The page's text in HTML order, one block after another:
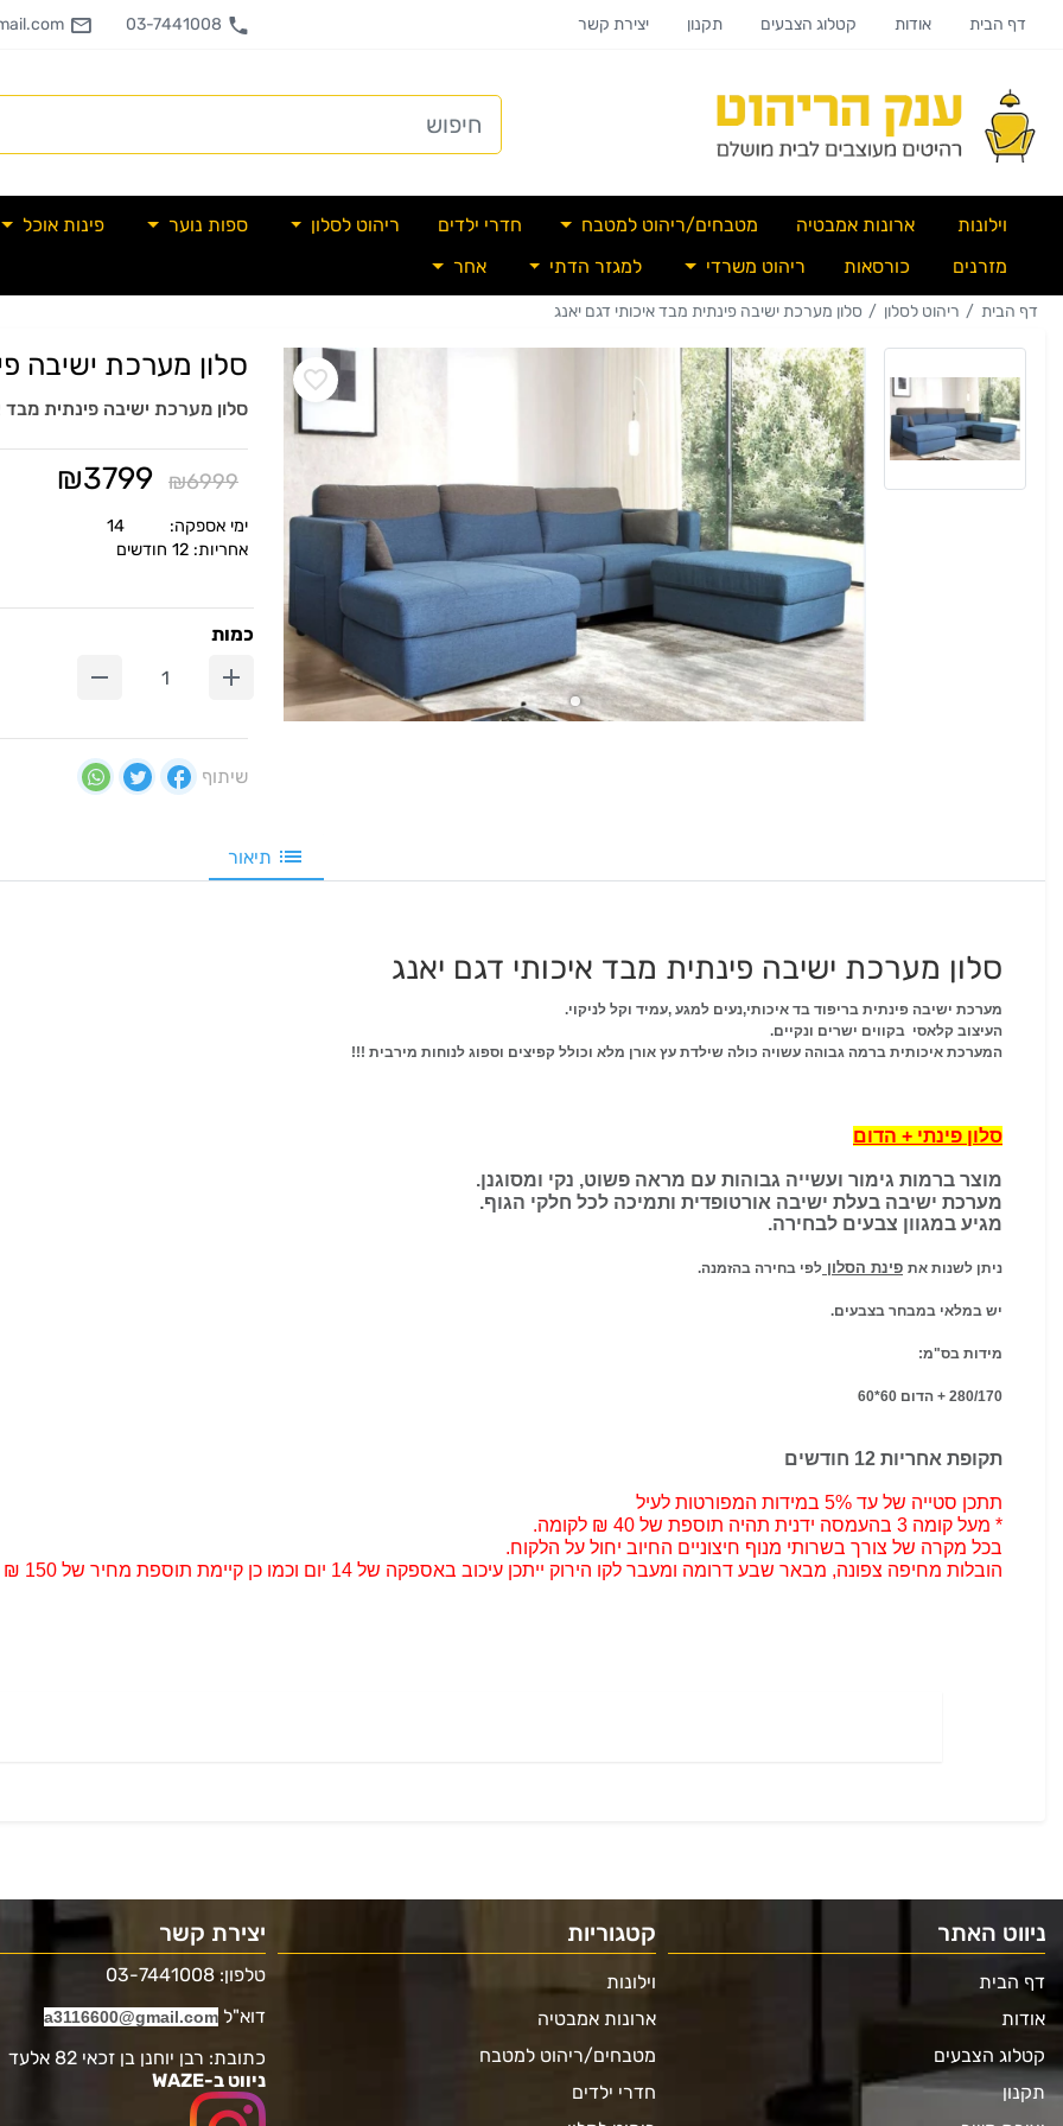
דף הבית אודות קטלוג הצבעים תקנון יצירת קשר 03-7441008
וילונות ארונות אמבטיה מטבחים/ריהוט למטבח חדרי ילדים ריהוט לסלון ספות נוער פינות אוכל
מזרנים
כורסאות ריהוט משרדי למגזר הדתי אחר
דף הבית ריהוט לסלון סלון מערכת ישיבה פינתית מבד איכותי דגם יאנג
סלון מערכת ישיבה
סלון מערכת ישיבה פינתית מבד
₪6999
₪3799
ימי אספקה:
אחריות: 12 חודשים
כמות
שיתוף
תיאור
סלון מערכת ישיבה פינתית מבד איכותי דגם יאנג
מערכת ישיבה פינתית בריפוד בד איכותי,נעים למגע ,עמיד וקל לניקוי.
העיצוב קלאסי בקווים ישרים ונקיים.
המערכת איכותית ברמה גבוהה עשויה כולה שילדת עץ אורן מלא וכולל קפיצים וספוג לנוחות מירבית !!!
סלון פינתי + הדום
מוצר ברמות גימור ועשייה גבוהות עם מראה פשוט, נקי ומסוגנן.
מערכת ישיבה בעלת ישיבה אורטופדית ותמיכה לכל חלקי הגוף.
מגיע במגוון צבעים לבחירה.
ניתן לשנות את פינת הסלון לפי בחירה בהזמנה.
יש במלאי במבחר בצבעים.
מידות בס"מ:
280/170 + הדום 60*60
תקופת אחריות 12 חודשים
תתכן סטייה של עד 5% במידות המפורטות לעיל
* מעל קומה 3 בהעמסה ידנית תהיה תוספת של 40 ₪ לקומה.
בכל מקרה של צורך בשרותי מנוף חיצוניים החיוב יחול על הלקוח.
הובלות מחיפה צפונה, מבאר שבע דרומה ומעבר לקו הירוק ייתכן עיכוב באספקה של 14 יום וכמו כן קיימת תוספת מחיר של 150 ₪ להובלה
ניווט האתר
דף הבית
אודות
קטלוג הצבעים
תקנון
קטגוריות
וילונות
ארונות אמבטיה
מטבחים/ריהוט למטבח
חדרי ילדים
יצירת קשר
טלפון: 03-7441008
דוא"ל a3116600@gmail.com
כתובת: רבן יוחנן בן זכאי 82 אלעד
ניווט ב-WAZE